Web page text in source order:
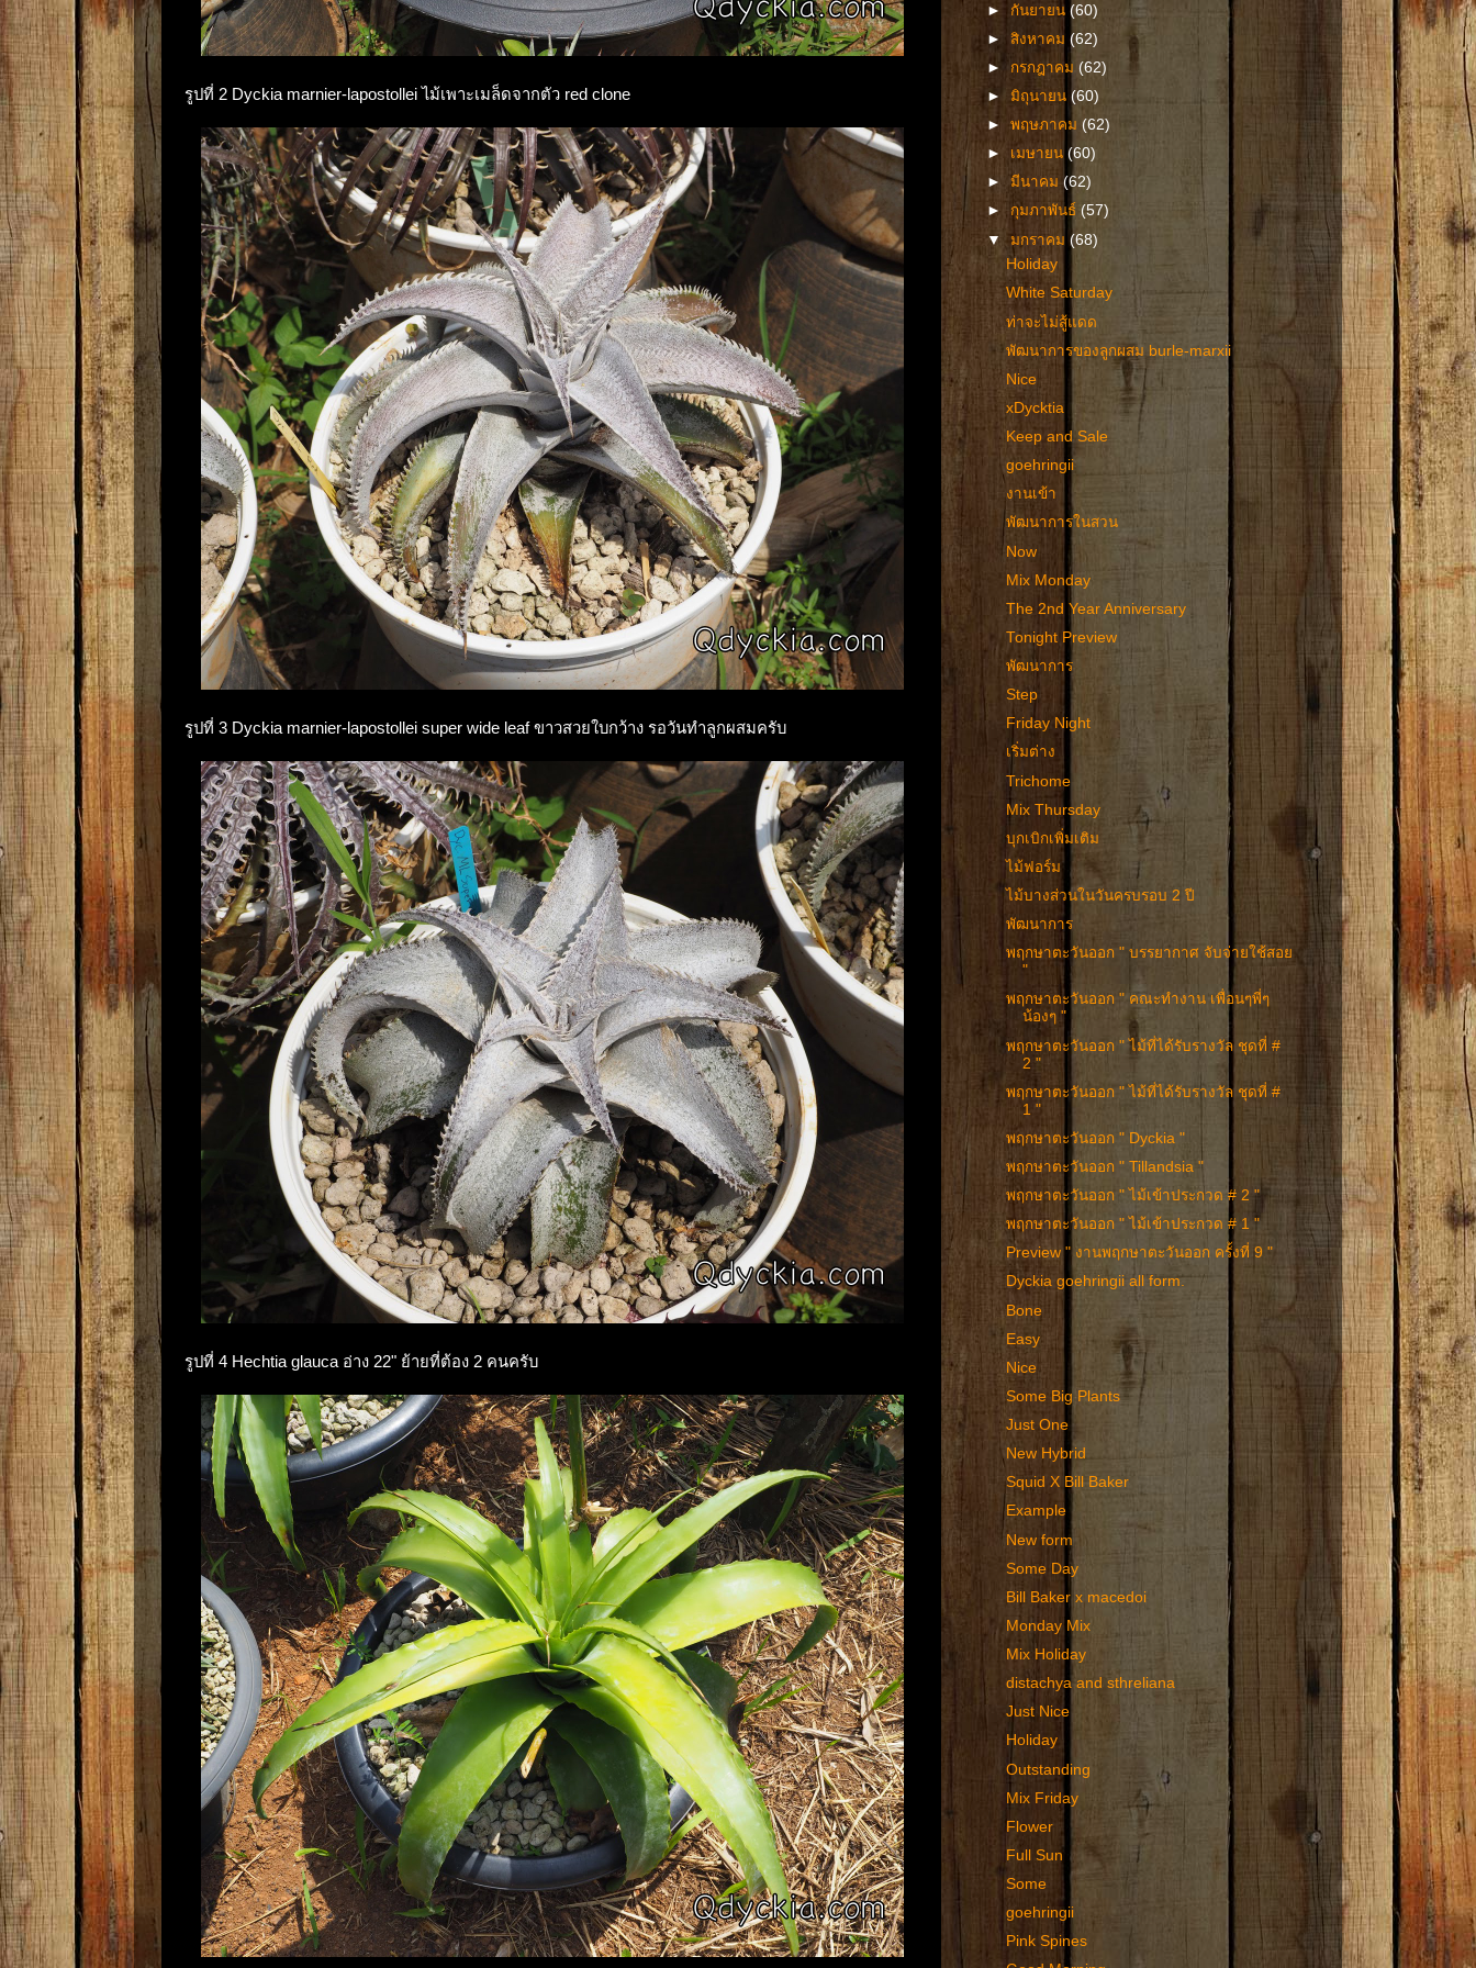
รูปที่ 2 Dyckia marnier-lapostollei ไม้เพาะเมล็ดจากตัว red clone
รูปที่ 3 Dyckia marnier-lapostollei super wide leaf ขาวสวยใบกว้าง รอวันทำลูกผสมครับ
รูปที่ 4 Hechtia glauca อ่าง 22" ย้ายที่ต้อง 2 คนครับ
► กันยายน(60)
►สิงหาคม(62)
► กรกฎาคม (62)
►มิถุนายน(60)
►พฤษภาคม(62)
► เมษายน(60)
►มีนาคม(62)
► กุมภาพันธ์ (57)
▼มกราคม(68)
Holiday
White Saturday
ท่าจะไม่สู้แดด
พัฒนาการของลูกผสม burle-marxii
Nice
xDycktia
Keep and Sale
goehringii
งานเข้า
พัฒนาการในสวน
Now
Mix Monday
The 2nd Year Anniversary
Tonight Preview
พัฒนาการ
Step
Friday Night
เริ่มต่าง
Trichome
Mix Thursday
บุกเบิกเพิ่มเติม
ไม้ฟอร์ม
ไม้บางส่วนในวันครบรอบ 2 ปี
พัฒนาการ
พฤกษาตะวันออก " บรรยากาศ จับจ่ายใช้สอย
"
พฤกษาตะวันออก " คณะทำงาน เพื่อนๆพี่ๆ
น้องๆ "
พฤกษาตะวันออก " ไม้ที่ได้รับรางวัล ชุดที่ #
2 "
พฤกษาตะวันออก " ไม้ที่ได้รับรางวัล ชุดที่ #
1 "
พฤกษาตะวันออก " Dyckia "
พฤกษาตะวันออก " Tillandsia "
พฤกษาตะวันออก " ไม้เข้าประกวด # 2 "
พฤกษาตะวันออก " ไม้เข้าประกวด # 1 "
Preview " งานพฤกษาตะวันออก ครั้งที่ 9 "
Dyckia goehringii all form.
Bone
Easy
Nice
Some Big Plants
Just One
New Hybrid
Squid X Bill Baker
Example
New form
Some Day
Bill Baker x macedoi
Monday Mix
Mix Holiday
distachya and sthreliana
Just Nice
Holiday
Outstanding
Mix Friday
Flower
Full Sun
Some
goehringii
Pink Spines